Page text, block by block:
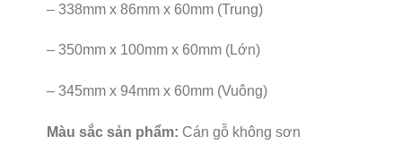
– 338mm x 86mm x 60mm (Trung)
– 350mm x 100mm x 60mm (Lớn)
– 345mm x 94mm x 60mm (Vuông)
Màu sắc sản phẩm: Cán gỗ không sơn